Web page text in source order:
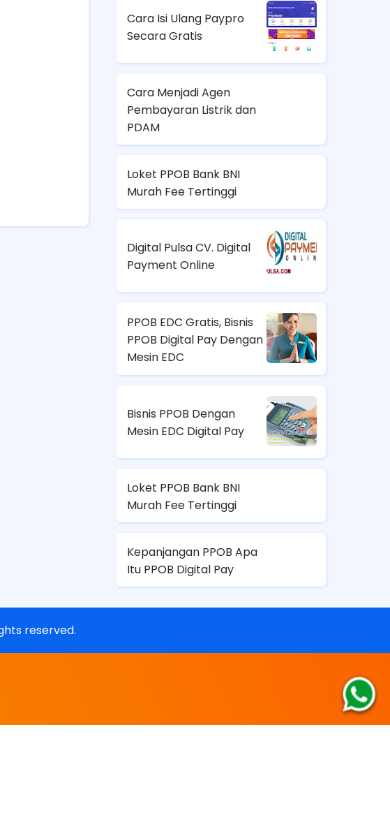
Cara Isi Ulang Paypro
Secara Gratis
Cara Menjadi Agen
Pembayaran Listrik dan
PDAM
Loket PPOB Bank BNI
Murah Fee Tertinggi
Digital Pulsa CV. Digital
Payment Online
PPOB EDC Gratis, Bisnis
PPOB Digital Pay Dengan
Mesin EDC
Bisnis PPOB Dengan
Mesin EDC Digital Pay
Loket PPOB Bank BNI
Murah Fee Tertinggi
Kepanjangan PPOB Apa
Itu PPOB Digital Pay
reserved.